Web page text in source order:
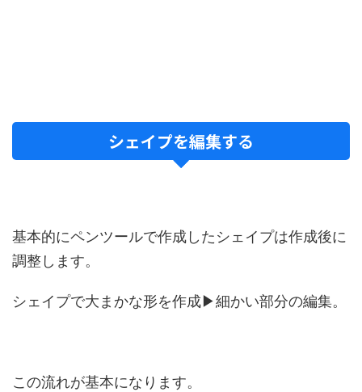
シェイプを編集する
基本的にペンツールで作成したシェイプは作成後に
調整します。
シェイプで大まかな形を作成▶細かい部分の編集。
この流れが基本になります。